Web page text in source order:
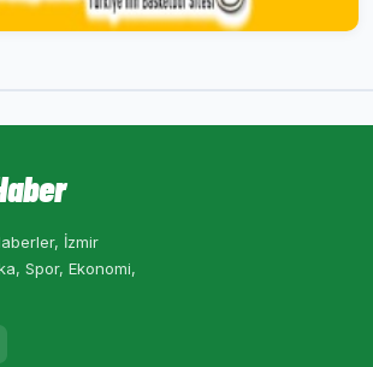
İzmir
Spor, Ekonomi,